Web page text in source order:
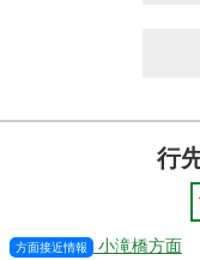
行
方面接近情報 小滝橋方面